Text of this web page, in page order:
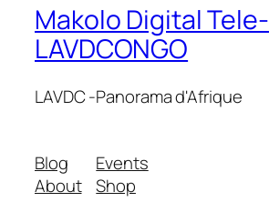
Makolo Digital Tele-
LAVDCONGO
LAVDC -Panorama d'Afrique
Blog
About
Events
Shop